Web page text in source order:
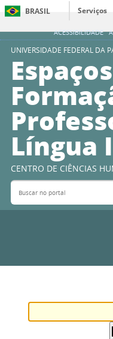
ACESSIBILIDADE
BRASIL
Serviços
UNIVERSIDADE FEDERAL DA
Língua
CENTRO DE CIÊNCIAS
Buscar no portal